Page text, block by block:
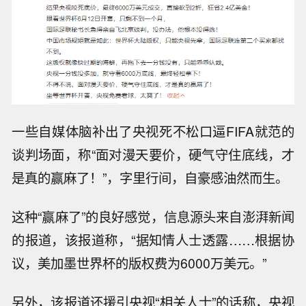
一些自媒体脑补出了央视死不松口逼FIFA就范的
谈判场面，称“面对漫天要价，硬气守住底线，才
是真的赢麻了！”，字里行间，自豪感油然而生。
这种“赢麻了”的良好感觉，信息源头来自澎湃新闻
的报道，该报道称，“据知情人士透露……根据协
议，美加墨世界杯的版权费为6000万美元。”
另外，该报道还援引央视“相关人士”的话称，央视